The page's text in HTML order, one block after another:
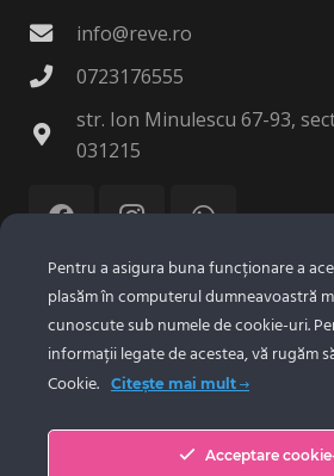
info@reve.ro
0723176555
str. Ion Minulescu 67-93,
031215
© 2025 Reve Tehnologie SRL.
Politica Cookie
Pentru a asigura buna funcționare a
plasăm în computerul dumneavoastră
cunoscute sub numele de cookie-uri.
informații legate de acestea, vă rugăm
Cookie.
Citește mai mult
Acceptare